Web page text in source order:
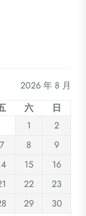
2026 年 8 月
六
日
1
2
7 8
9
15
16
22
23
29
30